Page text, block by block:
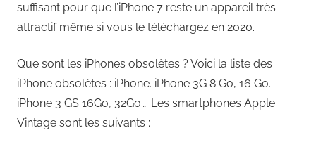
suffisant pour que l’iPhone 7 reste un appareil très
attractif même si vous le téléchargez en 2020.
Que sont les iPhones obsolètes ? Voici la liste des
iPhone obsolètes : iPhone. iPhone 3G 8 Go, 16 Go.
iPhone 3 GS 16Go, 32Go…. Les smartphones Apple
Vintage sont les suivants :